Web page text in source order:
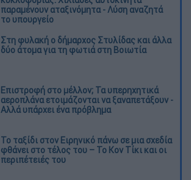
παραμένουν αταξινόμητα - Λύση αναζητά
το υπουργείο
Στη φυλακή ο δήμαρχος Στυλίδας και άλλα
δύο άτομα για τη φωτιά στη Βοιωτία
Επιστροφή στο μέλλον; Τα υπερηχητικά
αεροπλάνα ετοιμάζονται να ξαναπετάξουν -
Αλλά υπάρχει ένα πρόβλημα
Το ταξίδι στον Ειρηνικό πάνω σε μια σχεδία
φθάνει στο τέλος του – Το Κον Τίκι και οι
περιπέτειές του